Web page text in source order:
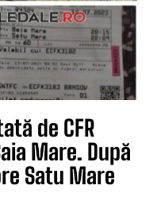
de CFR
Mare. După
Satu Mare